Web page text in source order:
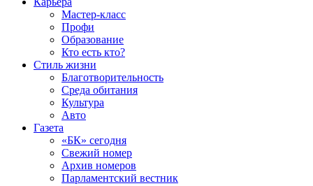
Мастер-класс
Профи
Образование
Кто есть кто?
Стиль жизни
Благотворительность
Среда обитания
Культура
Авто
Газета
«БК» сегодня
Свежий номер
Архив номеров
Парламентский вестник